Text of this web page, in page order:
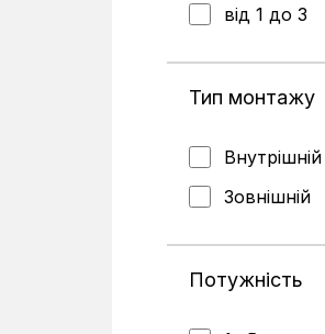
від 1 до 3
Тип монтажу
Внутрішній
Зовнішній
Потужність